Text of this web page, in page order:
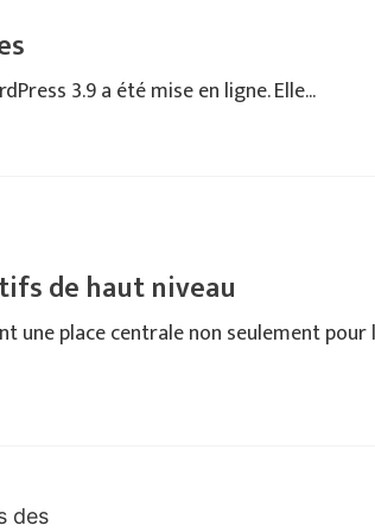
3.9 a été mise en ligne. Elle...
de haut niveau
une place centrale non seulement pour
des